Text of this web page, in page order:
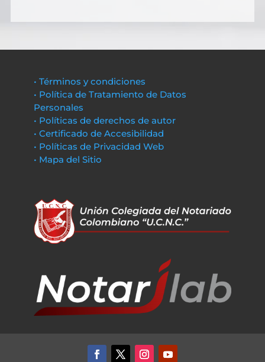
• Términos y condiciones
• Política de Tratamiento de Datos
Personales
• Políticas de derechos de autor
• Certificado de Accesibilidad
• Políticas de Privacidad Web
• Mapa del Sitio